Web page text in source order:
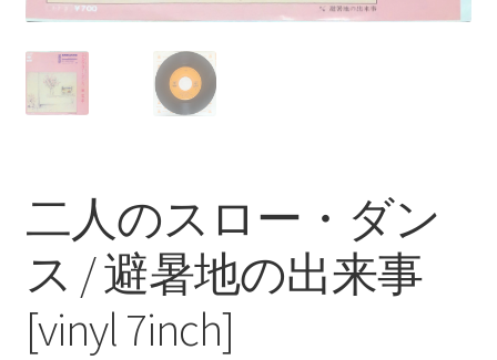
二人のスロー・ダン
ス / 避暑地の出来事
[vinyl 7inch]